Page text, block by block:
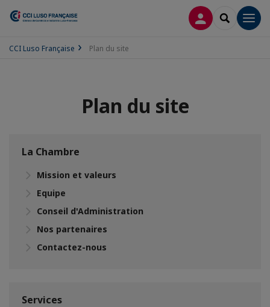
CONNEXION
CCI Luso Française Plan du site
Plan du site
La Chambre
Mission et valeurs
Equipe
Conseil d'Administration
Nos partenaires
Contactez-nous
Services